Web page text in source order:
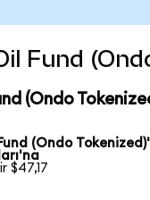
Fund
(Ondo
(Ondo
$47,17